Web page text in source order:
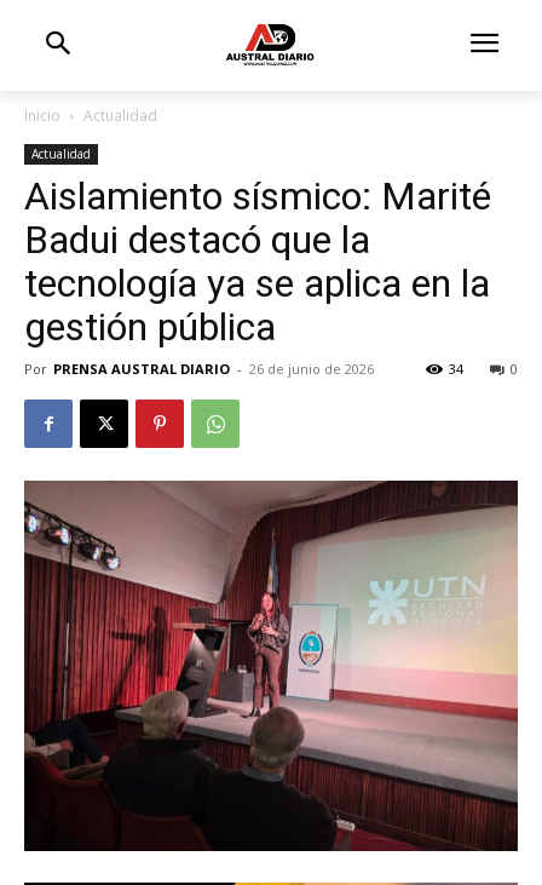
Inicio Actualidad
Actualidad
Aislamiento sísmico: Marité
Badui destacó que la
tecnología ya se aplica en la
gestión pública
Por PRENSA AUSTRAL DIARIO - 26 de junio de 2026 0
34